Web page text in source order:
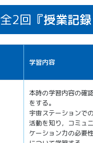
全2回 『授業記
学習内容
本時の学習内容の確
をする。
宇宙ステーションでの
活動を知り，コミュニ
ケーション力の必要